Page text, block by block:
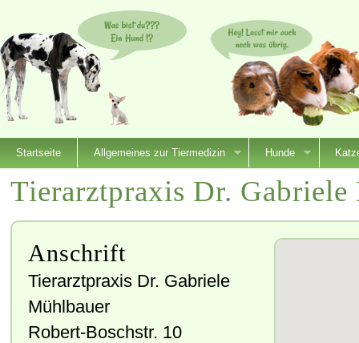
Startseite Allgemeines zur Tiermedizin Hunde
Tierarztpraxis Dr. Gabriele
Anschrift
Tierarztpraxis Dr. Gabriele
Mühlbauer
Robert-Boschstr. 10